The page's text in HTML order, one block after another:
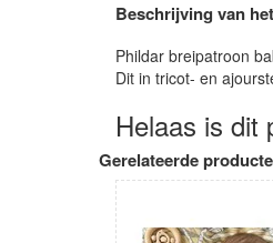
Beschrijving van
Phildar breipatroon
Dit in tricot- en
Helaas is dit
Gerelateerde